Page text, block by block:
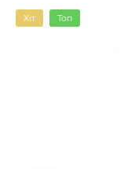
Хіт Топ